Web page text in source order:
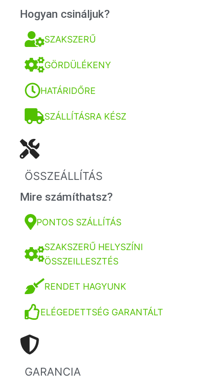
Hogyan csináljuk?
SZAKSZERŰ
GÖRDÜLÉKENY
HATÁRIDŐRE
SZÁLLÍTÁSRA KÉSZ
ÖSSZEÁLLÍTÁS
Mire számíthatsz?
PONTOS SZÁLLÍTÁS
SZAKSZERŰ HELYSZÍNI
ÖSSZEILLESZTÉS
RENDET HAGYUNK
ELÉGEDETTSÉG GARANTÁLT
GARANCIA